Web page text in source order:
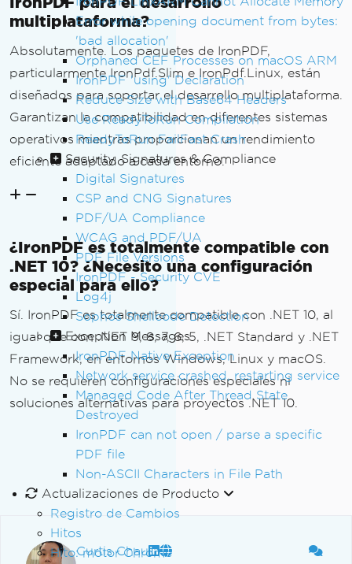
Error while opening document from bytes:
'bad allocation'
Orphaned CEF Processes on macOS ARM
IronPDF 'using' Declaration
Reduce Size with Base64 Headers
Use ReadyToRun Compilation
ReadyToRun FailFast Crash
Security, Signatures & Compliance
Digital Signatures
CSP and CNG Signatures
PDF/UA Compliance
WCAG and PDF/UA
PDF File Versions
IronPDF - Security CVE
Log4j
Sophos Shellcode Detection
Exception Messages
IronPDF Native Exception
Network service crashed, restarting service
Managed Code After Thread State
Destroyed
IronPDF can not open / parse a specific
PDF file
Non-ASCII Characters in File Path
Actualizaciones de Producto
Registro de Cambios
Hitos
Hito: motor Chrome
multiplataforma?
Absolutamente. Los paquetes de IronPDF,
particularmente IronPdf.Slim e IronPdf.Linux, están
diseñados para soportar el desarrollo multiplataforma.
Garantizan la compatibilidad en diferentes sistemas
operativos mientras proporcionan un rendimiento
eficiente adaptado a cada entorno.
¿IronPDF es totalmente compatible con
.NET 10? ¿Necesito una configuración
especial para ello?
Sí. IronPDF es totalmente compatible con .NET 10, al
igual que con .NET 9, 8, 7, 6, 5, .NET Standard y .NET
Framework, en entornos Windows, Linux y macOS.
No se requieren configuraciones especiales ni
soluciones alternativas para proyectos .NET 10.
Curtis Chau